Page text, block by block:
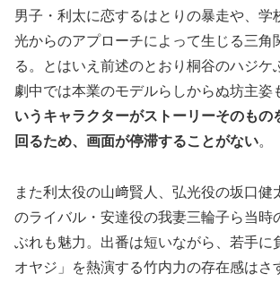
男子・利太に恋するはとりの暴走や、学
光からのアプローチによって生じる三角
る。とはいえ前述のとおり桐谷のハジケ
劇中では本業のモデルらしからぬ坊主姿
いうキャラクターがストーリーそのもの
回るため、画面が停滞することがない。
また利太役の山﨑賢人、弘光役の坂口健
のライバル・安達役の我妻三輪子ら当時
ぶれも魅力。出番は短いながら、若手に
オヤジ」を熱演する竹内力の存在感はさ